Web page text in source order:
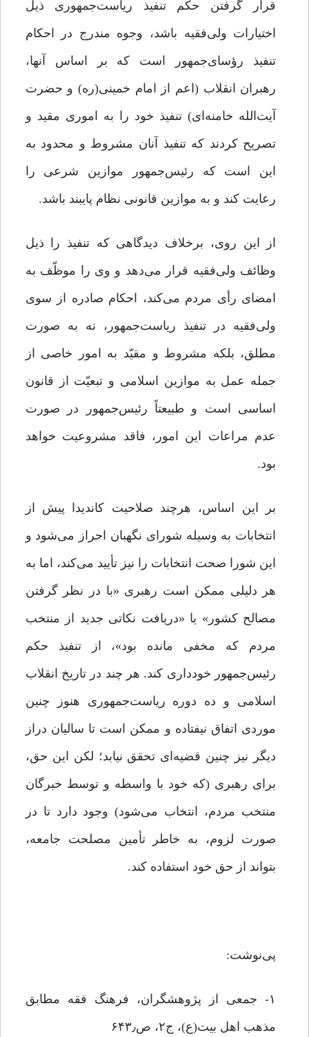
قرار گرفتن حکم تنفیذ ریاست‌جمهوری ذیل
اختیارات ولی‌فقیه باشد، وجوه مندرج در احکام
تنفیذ رؤسای‌جمهور است که بر اساس آنها،
رهبران انقلاب (اعم از امام خمینی(ره) و حضرت
آیت‌الله خامنه‌ای) تنفیذ خود را به اموری مقید و
تصریح کردند که تنفیذ آنان مشروط و محدود به
این است که رئیس‌جمهور موازین شرعی را
رعایت کند و به موازین قانونی نظام پایبند باشد.
از این روی، برخلاف دیدگاهی که تنفیذ را ذیل
وظائف ولی‌فقیه قرار می‌دهد و وی را موظّف به
امضای رأی مردم می‌کند، احکام صادره از سوی
ولی‌فقیه در تنفیذ ریاست‌جمهور، نه به صورت
مطلق، بلکه مشروط و مقیّد به امور خاصی از
جمله عمل به موازین اسلامی و تبعیّت از قانون
اساسی است و طبیعتاً رئیس‌جمهور در صورت
عدم مراعات این امور،‌ فاقد مشروعیت خواهد
بود.
بر این اساس، هرچند صلاحیت کاندیدا پیش از
انتخابات به‌ وسیله شورای نگهبان احراز می‌شود و
این شورا صحت انتخابات را نیز تأیید می‌کند، ‌اما به
هر دلیلی ممکن است رهبری «با در نظر گرفتن
مصالح کشور» یا «دریافت نکاتی جدید از منتخب
مردم که مخفی مانده بود»، از تنفیذ حکم
رئیس‌جمهور خودداری کند. هر چند در تاریخ انقلاب
اسلامی و ده دوره ریاست‌جمهوری هنوز چنین
موردی اتفاق نیفتاده و ممکن است تا سالیان دراز
دیگر نیز چنین قضیه‌ای تحقق نیابد؛ لکن این حق،
برای رهبری (که خود با واسطه و توسط خبرگان
منتخب مردم، انتخاب می‌شود) وجود دارد تا در
صورت لزوم، به خاطر تأمین مصلحت جامعه،
بتواند از حق خود استفاده کند.
پی‌نوشت:
۱- جمعى از پژوهشگران، فرهنگ فقه مطابق
مذهب اهل بیت(ع)، ج‌۲، ص۶۴۳٫